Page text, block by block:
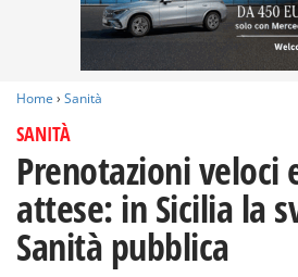
Home › Sanità
SANITÀ
Prenotazioni veloci
attese: in Sicilia la
Sanità pubblica